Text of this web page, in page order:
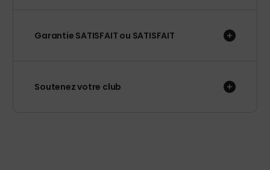
Garantie SATISFAIT ou SATISFAIT
Soutenez votre club